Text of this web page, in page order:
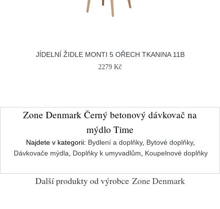
JÍDELNÍ ŽIDLE MONTI 5 OŘECH TKANINA 11B
2279 Kč
Zone Denmark Černý betonový dávkovač na
mýdlo Time
Najdete v kategorii: Bydlení a doplňky, Bytové doplňky,
Dávkovače mýdla
Doplňky k umyvadlům Koupelnové doplňky
Další produkty od výrobce Zone Denmark